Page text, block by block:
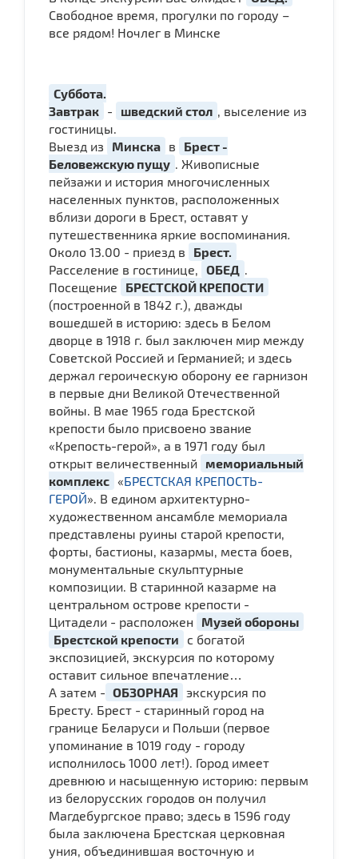
Свободное время, прогулки по городу –
все рядом! Ночлег в Минске
Суббота.
Завтрак - шведский стол
, выселение из
гостиницы.
Выезд из
Минска в
Брест -
Беловежскую пущу
. Живописные
пейзажи и история многочисленных
населенных пунктов, расположенных
вблизи дороги в Брест, оставят у
путешественника яркие воспоминания
Около 13.00 - приезд в
Брест.
Расселение в гостинице,
ОБЕД
Посещение
БРЕСТСКОЙ КРЕПОСТИ
(построенной в 1842 г.), дважды
вошедшей в историю: здесь в Белом
дворце в 1918 г. был заключен мир между
Советской Россией и Германией; и здесь
держал героическую оборону ее гарнизон
в первые дни Великой Отечественной
войны. В мае 1965 года Брестской
крепости было присвоено звание
«Крепость-герой», а в 1971 году был
открыт величественный
мемориальный
комплекс «БРЕСТСКАЯ КРЕПОСТЬ-
ГЕРОЙ». В едином архитектурно-
художественном ансамбле мемориала
представлены руины старой крепости,
форты, бастионы, казармы, места боев,
монументальные скульптурные
композиции. В старинной казарме на
центральном острове крепости -
Цитадели - расположен
Музей обороны
Брестской крепости
с богатой
экспозицией, экскурсия по которому
оставит сильное впечатление…
А затем - ОБЗОРНАЯ экскурсия по
Бресту. Брест - старинный город на
границе Беларуси и Польши (первое
упоминание в 1019 году - городу
исполнилось 1000 лет!). Город имеет
древнюю и насыщенную историю: первым
из белорусских городов он получил
Магдебургское право; здесь в 1596 году
была заключена Брестская церковная
уния, объединившая восточную и